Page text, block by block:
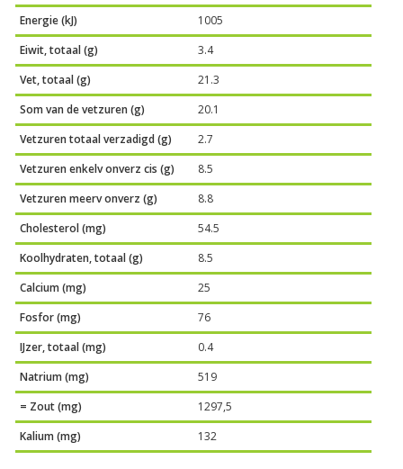
Energie (kJ)
1005
Eiwit, totaal (g)
3.4
Vet, totaal (g)
21.3
Som van de vetzuren (g)
20.1
Vetzuren totaal verzadigd (g)
2.7
Vetzuren enkelv onverz cis (g)
8.5
Vetzuren meerv onverz (g)
8.8
Cholesterol (mg)
54.5
Koolhydraten, totaal (g)
8.5
Calcium (mg)
25
Fosfor (mg)
76
IJzer, totaal (mg)
0.4
Natrium (mg)
519
= Zout (mg)
1297,5
Kalium (mg)
132